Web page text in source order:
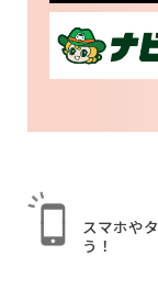
スマホや
う！